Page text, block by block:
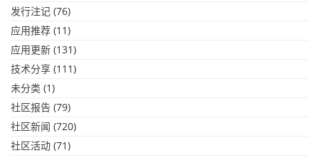
发行注记 (76)
应用推荐 (11)
应用更新 (131)
技术分享 (111)
未分类 (1)
社区报告 (79)
社区新闻 (720)
社区活动 (71)